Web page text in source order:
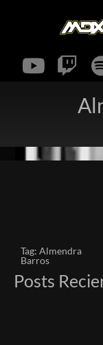
Tag: Almendra
Barros
Posts